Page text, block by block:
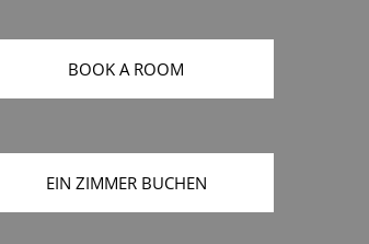
BOOK A ROOM
EIN ZIMMER BUCHEN